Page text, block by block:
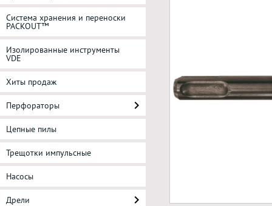
Система хранения и переноски
PACKOUT™
Изолированные инструменты
VDE
Хиты продаж
Перфораторы
Цепные пилы
Трещотки импульсные
Насосы
Дрели